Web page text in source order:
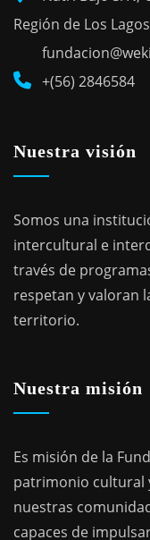
Región de Los
+(56) 2846584
Nuestra visión
Somos una
intercultural e
través de
respetan y valoran
territorio.
Nuestra misión
Es misión de la
patrimonio cultural
nuestras
capaces de